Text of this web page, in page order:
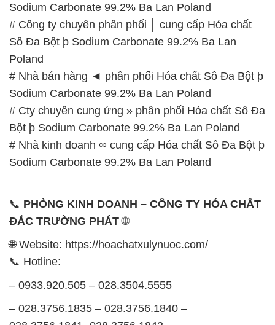
Sodium Carbonate 99.2% Ba Lan Poland
# Công ty chuyên phân phối │ cung cấp Hóa chất
Sô Đa Bột þ Sodium Carbonate 99.2% Ba Lan
Poland
# Nhà bán hàng ◄ phân phối Hóa chất Sô Đa Bột þ
Sodium Carbonate 99.2% Ba Lan Poland
# Cty chuyên cung ứng » phân phối Hóa chất Sô Đa
Bột þ Sodium Carbonate 99.2% Ba Lan Poland
# Nhà kinh doanh ∞ cung cấp Hóa chất Sô Đa Bột þ
Sodium Carbonate 99.2% Ba Lan Poland
📞 PHÒNG KINH DOANH – CÔNG TY HÓA CHẤT
ĐẮC TRƯỜNG PHÁT🌐
🌐 Website: https://hoachatxulynuoc.com/
📞 Hotline:
– 0933.920.505 – 028.3504.5555
– 028.3756.1835 – 028.3756.1840 –